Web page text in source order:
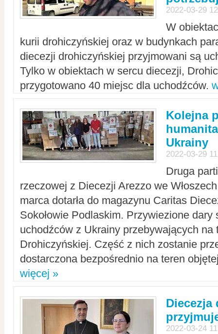
2022-03-29
W
kurii drohiczyńskiej oraz w budynkach
diecezji drohiczyńskiej przyjmowani są
Tylko w obiektach w sercu diecezji,
przygotowano 40 miejsc dla uchodźców.
Kolejna
Ukrainy
2022-03-29
Druga
rzeczowej z Diecezji Arezzo we
marca dotarła do magazynu Caritas
Sokołowie Podlaskim. Przywiezione dary
uchodźców z Ukrainy przebywających na
Drohiczyńskiej. Część z nich zostanie
dostarczona bezpośrednio na teren
więcej »
Diecezja
2022-03-24